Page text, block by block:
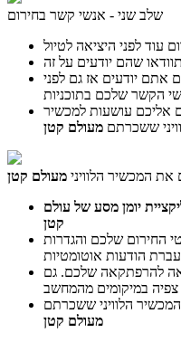
שלב שני - אנשי קשר בחירום
עוד לפני היציאה לטיול
תוודאו שהם יודעים על זה
אתם יודעים אז גם לפני
הקשר שלכם בתוכניות
אליכם עושעות למכשיר
ששכרתם מעולם קטן
מעולם קטן
יומן מסע של עולם
קטן
החירום שלכם והגדרות
הודעות אוטומטיות
להרפתקאה שלכם. גם
במיקומים מהמחשב
הלוויני ששכרתם
מעולם קטן